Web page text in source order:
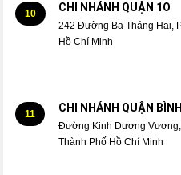
10 CHI NHÁNH QUẬN 1O
242 Đường Ba Tháng Hai,
Hồ Chí Minh
11 CHI NHÁNH QUẬN
Đường Kinh Dương Vương,
Thành Phố Hồ Chí Minh